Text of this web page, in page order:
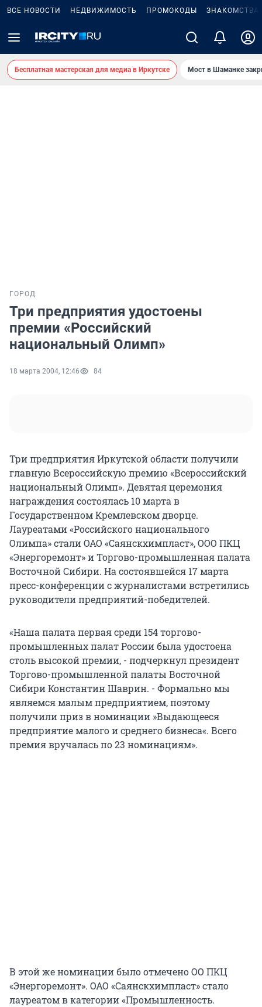
ВСЕ НОВОСТИ НЕДВИЖИМОСТЬ ПРОМОКОДЫ ЗНАКОМСТВА
Бесплатная мастерская для медиа в Иркутске Мост в Шаманке
ГОРОД
Три предприятия удостоены
премии «Российский
национальный Олимп»
18 марта 2004, 12:46 84
Три предприятия Иркутской области получили
главную Всероссийскую премию «Всероссийский
национальный Олимп». Девятая церемония
награждения состоялась 10 марта в
Государственном Кремлевском дворце.
Лауреатами «Российского национального
Олимпа» стали ОАО «Саянскхимпласт», ООО ПКЦ
«Энергоремонт» и Торгово-промышленная палата
Восточной Сибири. На состоявшейся 17 марта
пресс-конференции с журналистами встретились
руководители предприятий-победителей.
«Наша палата первая среди 154 торгово-
промышленных палат России была удостоена
столь высокой премии, - подчеркнул президент
Торгово-промышленной палаты Восточной
Сибири Константин Шаврин. - Формально мы
являемся малым предприятием, поэтому
получили приз в номинации »Выдающееся
предприятие малого и среднего бизнеса«. Всего
премия вручалась по 23 номинациям».
В этой же номинации было отмечено ОО ПКЦ
«Энергоремонт». ОАО «Саянскхимпласт» стало
лауреатом в категории «Промышленность.